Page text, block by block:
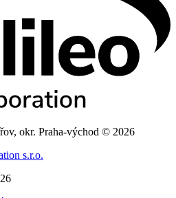
okr. Praha-východ © 2026
s.r.o.